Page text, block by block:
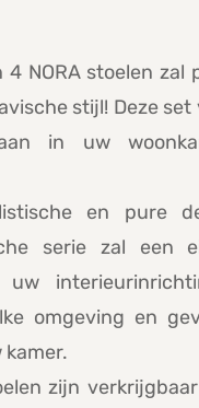
4 NORA stoelen zal
stijl! Deze set
in uw
en pure
serie zal een
omgeving en
zijn